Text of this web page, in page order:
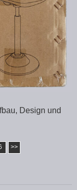
Design und
>>